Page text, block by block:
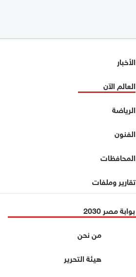
الأخبار
العالم الآن
الرياضة
الفنون
المحافظات
تقارير وملفات
بوابة مصر 2030
من نحن
هيئة التحرير